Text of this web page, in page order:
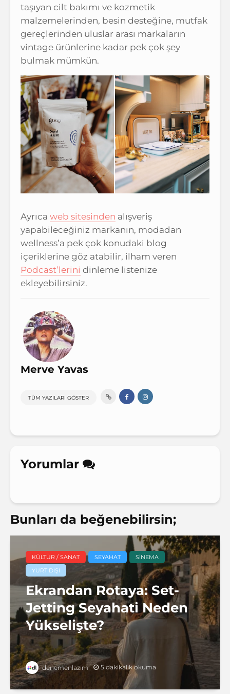
taşıyan cilt bakımı ve kozmetik
malzemelerinden, besin desteğine, mutfak
gereçlerinden uluslar arası markaların
vintage ürünlerine kadar pek çok şey
bulmak mümkün.
Ayrıca web sitesinden alışveriş
yapabileceğiniz markanın, modadan
wellness’a pek çok konudaki blog
içeriklerine göz atabilir, ilham veren
Podcast’lerini dinleme listenize
ekleyebilirsiniz.
Merve Yavas
TÜM YAZILARI GÖSTER
Yorumlar
Bunları da beğenebilirsin;
KÜLTÜR / SANAT SEYAHAT
SINEMA
YURT DIŞI
Ekrandan Rotaya: Set-
Jetting Seyahati Neden
Yükselişte?
denemenlazım 5 dakikalık okuma